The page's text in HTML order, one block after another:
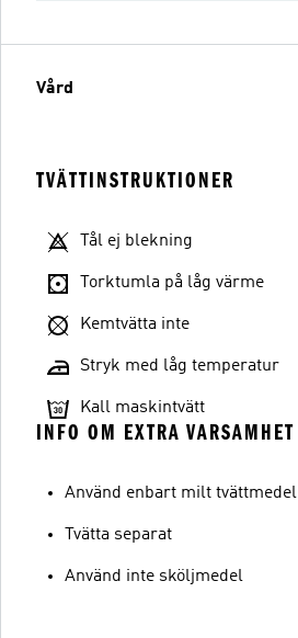
Vård
TVÄTTINSTRUKTIONER
Tål ej blekning
Torktumla på låg värme
Kemtvätta inte
Stryk med låg temperatur
Kall maskintvätt
INFO OM EXTRA VARSAMHET
Använd enbart milt tvättmedel
Tvätta separat
Använd inte sköljmedel